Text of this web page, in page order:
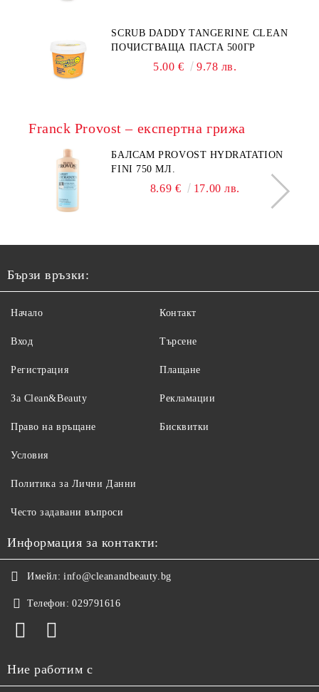
SCRUB DADDY TANGERINE CLEAN
ПОЧИСТВАЩА ПАСТА 500ГР
5.00 € 9.78 лв.
Franck Provost – експертна грижа
БАЛСАМ PROVOST HYDRATATION
FINI 750 МЛ.
8.69 € 17.00 лв.
Бързи връзки:
Начало
Вход
Регистрация
За Clean&Beauty
Контакт
Търсене
Плащане
Рекламации
Право на връщане
Условия
Политика за Лични Данни
Често задавани въпроси
Бисквитки
Информация за контакти:
Имейл: info@cleanandbeauty.bg
Телефон: 029791616
Ние работим с